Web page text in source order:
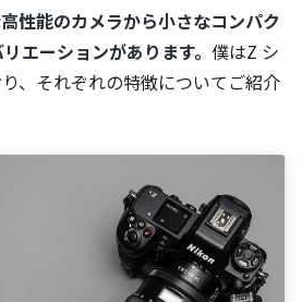
性能のカメラから小さなコンパク
エーションがあります。 僕はZ シ
、それぞれの特徴についてご紹介